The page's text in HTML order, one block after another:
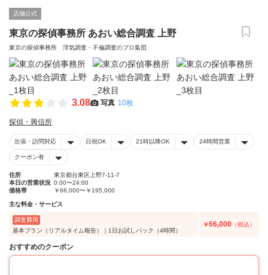
店舗公式
東京の探偵事務所 あおい総合調査 上野
東京の探偵事務所 浮気調査・不倫調査のプロ集団
3.08 写真 10枚
探偵・興信所
出張・訪問対応 日祝OK 21時以降OK 24時間営業
クーポン有
住所
東京都台東区上野7-11-7
本日の営業状況 0:00〜24:00
価格帯
￥66,000〜￥195,000
主な料金・サービス
調査費用
基本プラン（リアルタイム報告）｜1日お試しパック（4時間）
￥66,000 （税込）
おすすめのクーポン